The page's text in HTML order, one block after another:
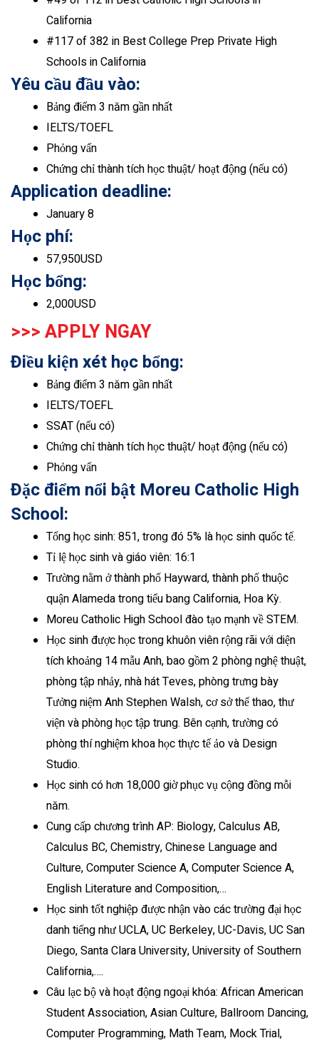
California
#117 of 382 in Best College Prep Private High
Schools in California
Yêu cầu đầu vào:
Bảng điểm 3 năm gần nhất
IELTS/TOEFL
Phỏng vấn
Chứng chỉ thành tích học thuật/ hoạt động (nếu có)
Application deadline:
January 8
Học phí:
57,950USD
Học bổng:
2,000USD
>>>APPLY NGAY
Điều kiện xét học bổng:
Bảng điểm 3 năm gần nhất
IELTS/TOEFL
SSAT (nếu có)
Chứng chỉ thành tích học thuật/ hoạt động (nếu có)
Phỏng vấn
Đặc điểm nổi bật Moreu Catholic High
School:
Tổng học sinh: 851, trong đó 5% là học sinh quốc tế.
Tỉ lệ học sinh và giáo viên: 16:1
Trường nằm ở thành phố Hayward, thành phố thuộc
quận Alameda trong tiểu bang California, Hoa Kỳ.
Moreu Catholic High School đào tạo mạnh về STEM.
Học sinh được học trong khuôn viên rộng rãi với diện
tích khoảng 14 mẫu Anh, bao gồm 2 phòng nghệ thuật,
phòng tập nhảy, nhà hát Teves, phòng trưng bày
Tưởng niệm Anh Stephen Walsh, cơ sở thể thao, thư
viện và phòng học tập trung. Bên cạnh, trường có
phòng thí nghiệm khoa học thực tế ảo và Design
Studio.
Học sinh có hơn 18,000 giờ phục vụ cộng đồng mỗi
năm.
Cung cấp chương trình AP: Biology, Calculus AB,
Calculus BC, Chemistry, Chinese Language and
Culture, Computer Science A, Computer Science A,
English Literature and Composition,…
Học sinh tốt nghiệp được nhận vào các trường đại học
danh tiếng như UCLA, UC Berkeley, UC-Davis, UC San
Diego, Santa Clara University, University of Southern
California,….
Câu lạc bộ và hoạt động ngoại khóa: African American
Student Association, Asian Culture, Ballroom Dancing,
Computer Programming, Math Team, Mock Trial,